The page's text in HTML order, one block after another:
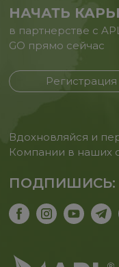
НАЧАТЬ
в партнерстве с
GO прямо сейчас
Регистрация
Вдохновляйся и
Компании в наших
ПОДПИШИСЬ: